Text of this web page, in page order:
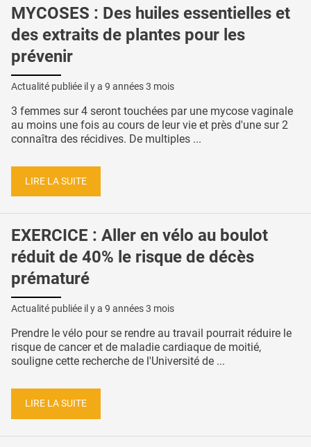
MYCOSES : Des huiles essentielles et
des extraits de plantes pour les
prévenir
Actualité publiée il y a 9 années 3 mois
3 femmes sur 4 seront touchées par une mycose vaginale
au moins une fois au cours de leur vie et près d'une sur 2
connaîtra des récidives. De multiples ...
LIRE LA SUITE
EXERCICE : Aller en vélo au boulot
réduit de 40% le risque de décès
prématuré
Actualité publiée il y a 9 années 3 mois
Prendre le vélo pour se rendre au travail pourrait réduire le
risque de cancer et de maladie cardiaque de moitié,
souligne cette recherche de l'Université de ...
LIRE LA SUITE